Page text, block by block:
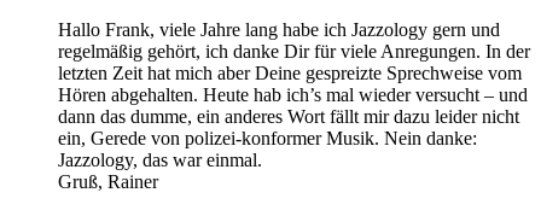
Hallo Frank, viele Jahre lang habe ich Jazzology gern und
regelmäßig gehört, ich danke Dir für viele Anregungen. In der
letzten Zeit hat mich aber Deine gespreizte Sprechweise vom
Hören abgehalten. Heute hab ich’s mal wieder versucht – und
dann das dumme, ein anderes Wort fällt mir dazu leider nicht
ein, Gerede von polizei-konformer Musik. Nein danke:
Jazzology, das war einmal.
Gruß, Rainer